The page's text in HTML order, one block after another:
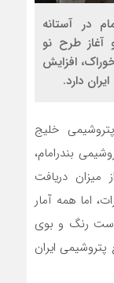
در آستانه
طرح نو
افزایش
دارد.
خلیج
بندرامام،
میزان دریافت
اما همه آمار
است رنگ و بوی
ایران